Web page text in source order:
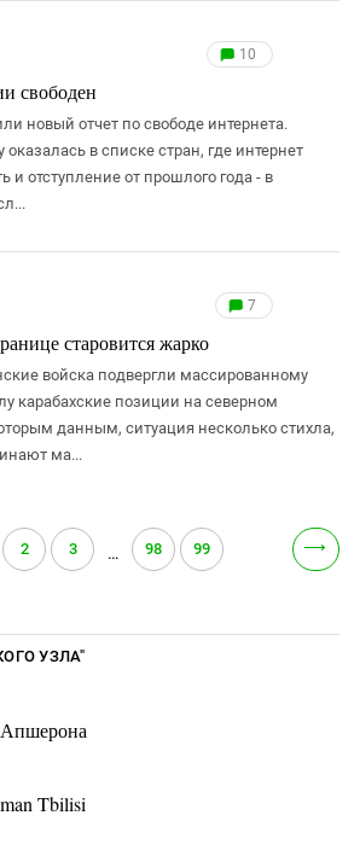
10
свободен
новый отчет по свободе интернета.
в списке стран, где интернет
и отступление от прошлого года - в
7
старовится жарко
войска подвергли массированному
карабахские позиции на северном
данным, ситуация несколько стихла,
ма...
2 3 … 98 99 ⟶
УЗЛА"
Tbilisi